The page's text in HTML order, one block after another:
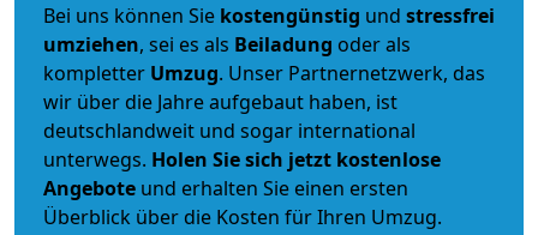
Bei uns können Sie kostengünstig und stressfrei
umziehen, sei es als Beiladung oder als
kompletter Umzug. Unser Partnernetzwerk, das
wir über die Jahre aufgebaut haben, ist
deutschlandweit und sogar international
unterwegs. Holen Sie sich jetzt kostenlose
Angebote und erhalten Sie einen ersten
Überblick über die Kosten für Ihren Umzug.